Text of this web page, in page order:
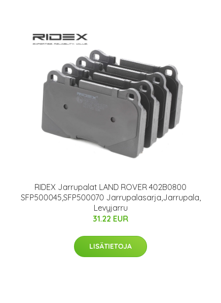
RIDEX Jarrupalat LAND ROVER 402B0800
SFP500045,SFP500070 Jarrupalasarja,Jarrupala,
Levyjarru
31.22 EUR
LISÄTIETOJA